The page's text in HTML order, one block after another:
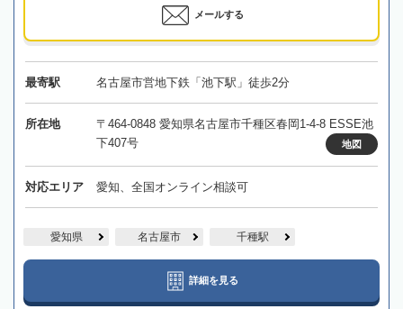
メールする
最寄駅 名古屋市営地下鉄「池下駅」徒歩2分
所在地
〒464-0848 愛知県名古屋市千種区春岡1-4-8 ESSE池
下407号
地図
対応エリア 愛知、全国オンライン相談可
愛知県 名古屋市 千種駅
詳細を見る